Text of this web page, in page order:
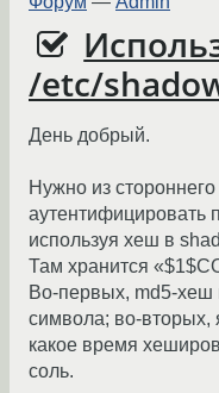
/etc/
День добрый.
Нужно из
аутентифицировать
используя хеш в
Там хранится
Во-первых, md5-хеш
символа; во-вторых,
какое время
соль.